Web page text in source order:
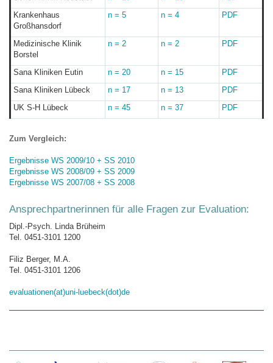
Krankenhaus
Großhansdorf
n = 5 n = 4 PDF
Medizinische Klinik
Borstel
n = 2 n = 2 PDF
Sana Kliniken Eutin n = 20 n = 15
PDF
Sana Kliniken Lübeck
n = 17 n = 13
PDF
UK S-H Lübeck
n = 45 n = 37 PDF
Zum Vergleich:
Ergebnisse WS 2009/10 + SS 2010
Ergebnisse WS 2008/09 + SS 2009
Ergebnisse WS 2007/08 + SS 2008
Ansprechpartnerinnen für alle Fragen zur Evaluation:
Dipl.-Psych. Linda Brüheim
Tel. 0451-3101 1200
Filiz Berger, M.A.
Tel. 0451-3101 1206
evaluationen(at)uni-luebeck(dot)de